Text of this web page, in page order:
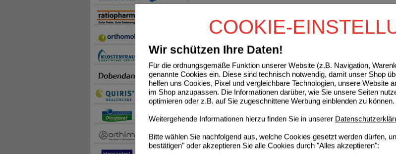
COOKIE-
Wir schützen Ihre Daten!
Für die ordnungsgemäße Funktion unserer Website (z.B. Navigation,
genannte Cookies ein. Diese sind technisch notwendig, damit unser Shop
helfen uns Cookies, Pixel und vergleichbare Technologien, unsere Website
im Shop anzupassen. Die Informationen darüber, wie Sie unsere Seiten
optimieren oder z.B. auf Sie zugeschnittene Werbung einblenden zu können.
Weitergehende Informationen hierzu finden Sie in unserer
Bitte wählen Sie nachfolgend aus, welche Cookies gesetzt werden dürfen,
bestätigen" oder akzeptieren Sie alle Cookies durch "Alles akzeptieren":